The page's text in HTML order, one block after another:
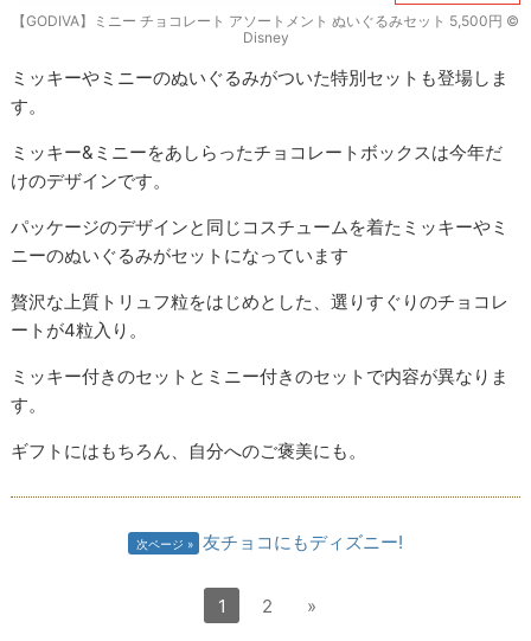
【GODIVA】ミニー チョコレート アソートメント ぬいぐるみセット 5,500円 ©
︎Disney
ミッキーやミニーのぬいぐるみがついた特別セットも登場しま
す。
ミッキー&ミニーをあしらったチョコレートボックスは今年だ
けのデザインです。
パッケージのデザインと同じコスチュームを着たミッキーやミ
ニーのぬいぐるみがセットになっています
贅沢な上質トリュフ粒をはじめとした、選りすぐりのチョコレ
ートが4粒入り。
ミッキー付きのセットとミニー付きのセットで内容が異なりま
す。
ギフトにはもちろん、自分へのご褒美にも。
次ページ 友チョコにもディズニー!
1 2 »